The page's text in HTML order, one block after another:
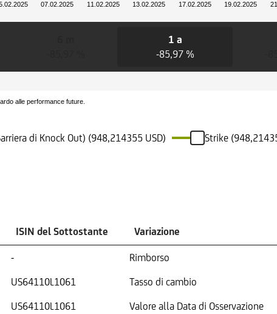
07.02.2025 11.02.2025 13.02.2025 17.02.2025 19.02.2025
1 a
-85,97 %
alle performance future.
di Knock Out) (948,214355 USD) Strike
ISIN del Sottostante Variazione
- Rimborso
US64110L1061 Tasso di cambio
US64110L1061 Valore alla Data di Osservazione